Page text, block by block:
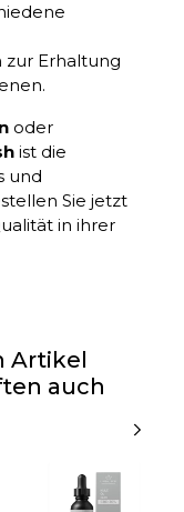
zur Erhaltung
oder
ist die
und
Sie jetzt
in ihrer
Artikel
auch